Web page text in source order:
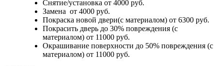
Снятие/установка от 4000 руб.
Замена от 4000 руб.
Покраска новой двери(с материалом) от 6300 руб.
Покрасить дверь до 30% повреждения (с
материалом) от 11000 руб.
Окрашивание поверхности до 50% повреждения (с
материалом) от 11000 руб.